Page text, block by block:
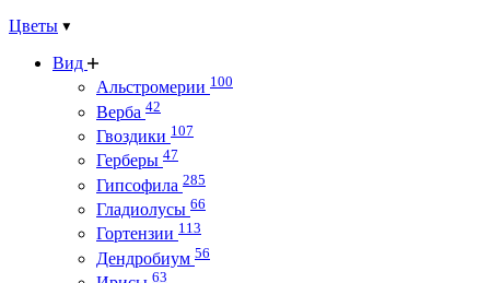
Цветы
Вид
Альстромерии 100
Верба 42
Гвоздики 107
Герберы 47
Гипсофила 285
Гладиолусы 66
Гортензии 113
Дендробиум 56
63